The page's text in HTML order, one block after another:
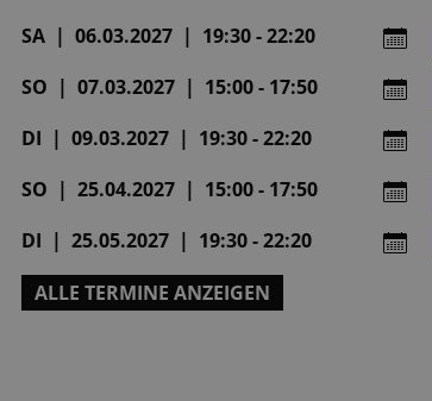
SA | 06.03.2027 | 19:30 - 22:20
SO | 07.03.2027 | 15:00 - 17:50
DI | 09.03.2027 | 19:30 - 22:20
SO | 25.04.2027 | 15:00 - 17:50
DI | 25.05.2027 | 19:30 - 22:20
ALLE TERMINE ANZEIGEN